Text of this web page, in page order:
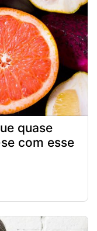
quase
com esse